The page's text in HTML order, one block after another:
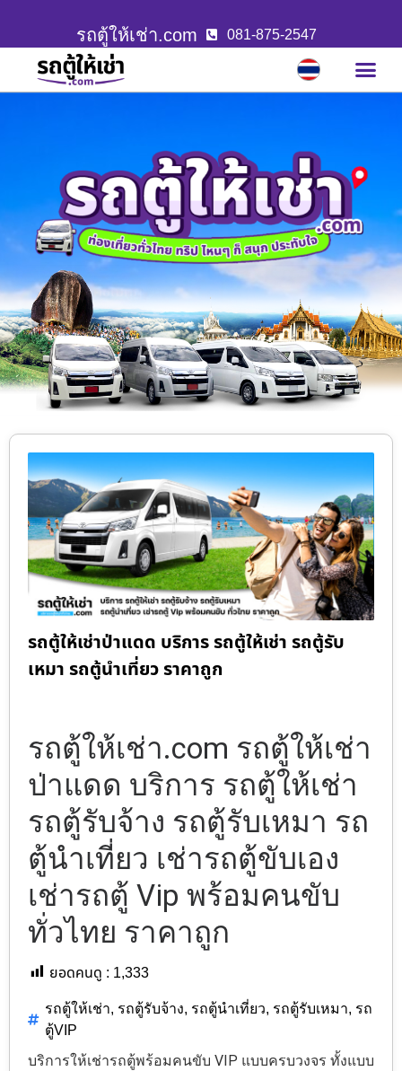
รถตู้ให้เช่า.com 081-875-2547
รถตู้ให้เช่าป่าแดด บริการ รถตู้ให้เช่า รถตู้รับ
เหมา รถตู้นำเที่ยว ราคาถูก
รถตู้ให้เช่า.com รถตู้ให้เช่า
ป่าแดด บริการ รถตู้ให้เช่า
รถตู้รับจ้าง รถตู้รับเหมา รถ
ตู้นำเที่ยว เช่ารถตู้ขับเอง
เช่ารถตู้ Vip พร้อมคนขับ
ทั่วไทย ราคาถูก
ยอดคนดู : 1,333
รถตู้ให้เช่า, รถตู้รับจ้าง, รถตู้นำเที่ยว, รถตู้รับเหมา, รถ
ตู้VIP
บริการให้เช่ารถตู้พร้อมคนขับ VIP แบบครบวงจร ทั้งแบบ